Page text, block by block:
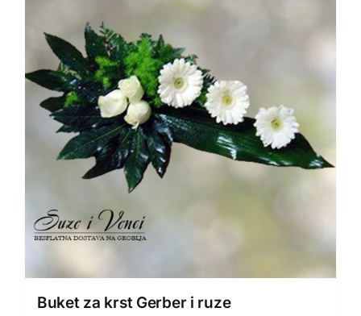
Buket za krst Gerber i ruze